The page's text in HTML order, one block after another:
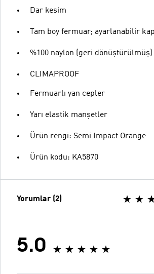
Dar kesim
Tam boy fermuar; ayarlanabilir
%100 naylon (geri dönüştürülmüş)
CLIMAPROOF
Fermuarlı yan cepler
Yarı elastik manşetler
Ürün rengi: Semi Impact Orange
Ürün kodu: KA5870
Yorumlar (2)
5.0